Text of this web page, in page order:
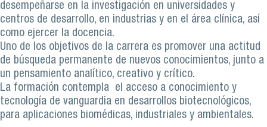
desempeñarse en la investigación en universidades y
centros de desarrollo, en industrias y en el área clínica, así
como ejercer la docencia.
Uno de los objetivos de la carrera es promover una actitud
de búsqueda permanente de nuevos conocimientos, junto a
un pensamiento analítico, creativo y crítico.
La formación contempla el acceso a conocimiento y
tecnología de vanguardia en desarrollos biotecnológicos,
para aplicaciones biomédicas, industriales y ambientales.